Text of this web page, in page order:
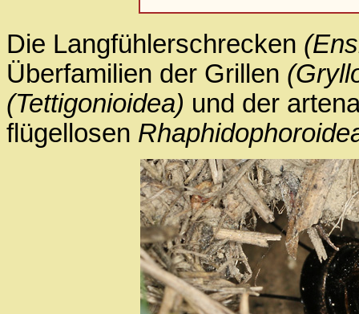
Die Langfühlerschrecken
Überfamilien der Grillen
(Tettigonioidea) und der
flügellosen